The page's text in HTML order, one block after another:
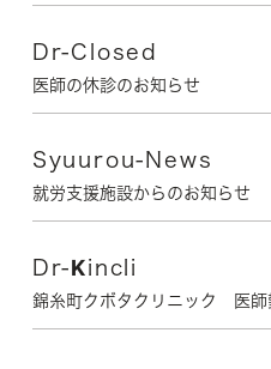
Dr-Closed
医師の休診のお知らせ
Syuurou-News
就労支援施設からのお知らせ
Dr-Kincli
錦糸町クボタクリニック 医師